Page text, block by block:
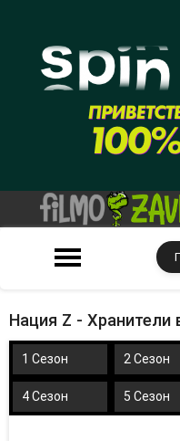
Нация Z - Хранители
1 Сезон 2 Сезон
4 Сезон 5 Сезон